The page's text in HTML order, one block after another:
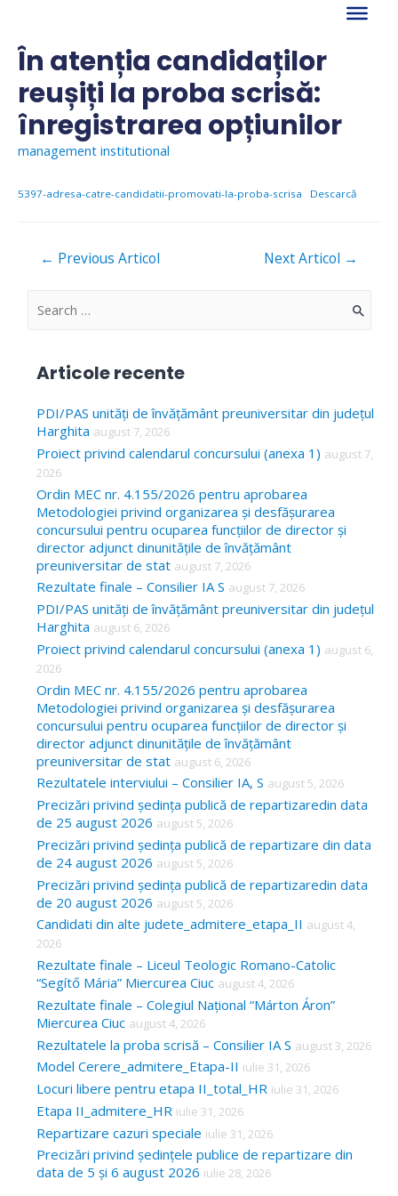
contentÎn atenția candidaților
reușiți la proba scrisă:
înregistrarea opțiunilor
management institutional
5397-adresa-catre-candidatii-promovati-la-proba-scrisa Descarcă
Navigare
← Previous Articol Next Articol →
S
c
h
f
o
r
Articole recente
PDI/PAS unități de învățământ preuniversitar din județul
Harghita august 7, 2026
Proiect privind calendarul concursului (anexa 1) august 7,
2026
Ordin MEC nr. 4.155/2026 pentru aprobarea
Metodologiei privind organizarea și desfășurarea
concursului pentru ocuparea funcțiilor de director și
director adjunct dinunitățile de învățământ
preuniversitar de stat august 7, 2026
Rezultate finale – Consilier IA S august 7, 2026
PDI/PAS unități de învățământ preuniversitar din județul
Harghita august 6, 2026
Proiect privind calendarul concursului (anexa 1) august 6,
2026
Ordin MEC nr. 4.155/2026 pentru aprobarea
Metodologiei privind organizarea și desfășurarea
concursului pentru ocuparea funcțiilor de director și
director adjunct dinunitățile de învățământ
preuniversitar de stat august 6, 2026
Rezultatele interviului – Consilier IA, S august 5, 2026
Precizări privind ședința publică de repartizaredin data
de 25 august 2026 august 5, 2026
Precizări privind ședința publică de repartizare din data
de 24 august 2026 august 5, 2026
Precizări privind ședința publică de repartizaredin data
de 20 august 2026 august 5, 2026
Candidati din alte judete_admitere_etapa_II august 4,
2026
Rezultate finale – Liceul Teologic Romano-Catolic
“Segítő Mária” Miercurea Ciuc august 4, 2026
Rezultate finale – Colegiul Național “Márton Áron”
Miercurea Ciuc august 4, 2026
Rezultatele la proba scrisă – Consilier IA S august 3, 2026
Model Cerere_admitere_Etapa-II iulie 31, 2026
Locuri libere pentru etapa II_total_HR iulie 31, 2026
Etapa II_admitere_HR iulie 31, 2026
Repartizare cazuri speciale iulie 31, 2026
Precizări privind ședințele publice de repartizare din
data de 5 și 6 august 2026 iulie 28, 2026